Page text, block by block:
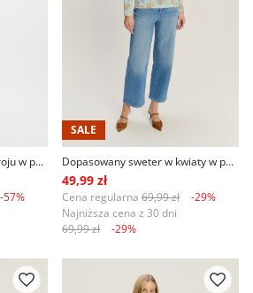
Sweter o dopasowanym kroju w pasy
-57%
SALE
Dopasowany sweter w kwiaty w pastelowych kolorach
49,99 zł
Cena regularna 69,99 zł
-29%
Najniższa cena z 30 dni
69,99 zł
-29%